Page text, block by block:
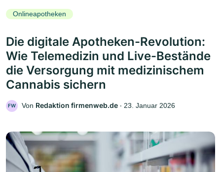
Onlineapotheken
Die digitale Apotheken-Revolution:
Wie Telemedizin und Live-Bestände
die Versorgung mit medizinischem
Cannabis sichern
FW Von Redaktion firmenweb.de ‧ 23. Januar 2026